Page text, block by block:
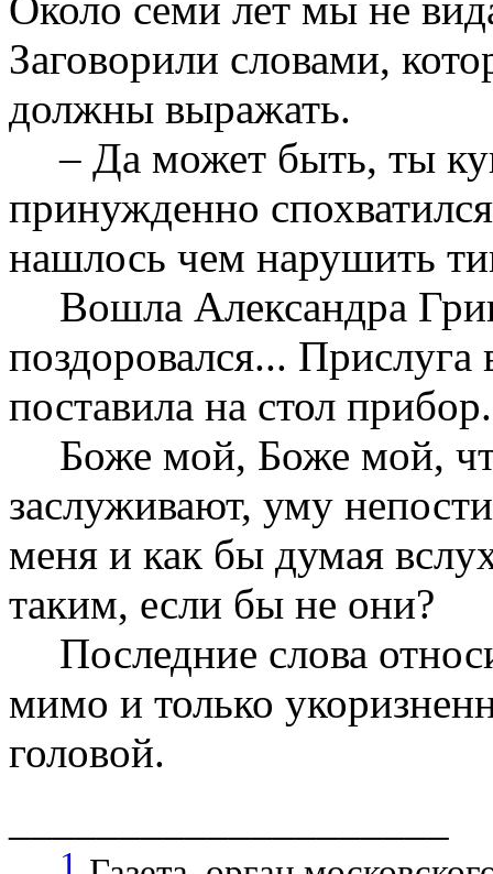
Около семи лет мы не
Заговорили словами,
должны выражать.
– Да может быть, ты
принужденно
нашлось чем нарушить
Вошла Александра
поздоровался...
поставила на стол
Боже мой, Боже мой,
заслуживают, уму
меня и как бы думая
таким, если бы не они?
Последние слова
мимо и только
головой.
1